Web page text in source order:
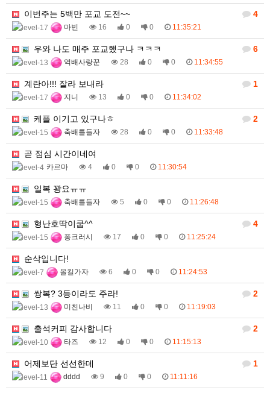
4
이번주는 5백만 포교 도전~~
마빈 16 0 0 11:35:21
6
우와 나도 매주 포교했구나 ㅋㅋㅋ
역배사랑꾼 28 0 0 11:34:55
1
계란아!!! 잘라 보내라
지니 13 0 0 11:34:02
2
케플 이기고 있구나ㅎ
축배를들자 28 0 0 11:33:48
곧 점심 시간이네여
카르마 4 0 0 11:30:54
일복 꽝요ㅠㅠ
축배를들자 5 0 0 11:26:48
4
형난호딱이쿱^^
퐁크러시 17 0 0 11:25:24
순삭입니다!
올킬가자 6 0 0 11:24:53
2
쌍복? 3등이라도 주라!
미친나비 11 0 0 11:19:03
2
출석커피 감사합니다
타즈 12 0 0 11:15:13
1
어제보단 선선한데
dddd 9 0 0 11:11:16